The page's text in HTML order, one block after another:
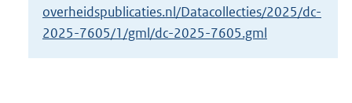
overheidspublicaties.nl/Datacollecties/2025/dc-
2025-7605/1/gml/dc-2025-7605.gml